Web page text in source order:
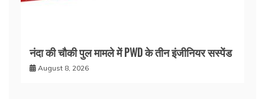
नंदा की चौकी पुल मामले में PWD के तीन इंजीनियर सस्पेंड
August 8, 2026